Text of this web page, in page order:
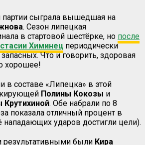
партии сыграла вышедшая на
. Сезон липецкая
в стартовой шестёрке, но после
Химинец периодически
Что и говорить, здоровая
хорошее!
в составе «Липецка» в этой
Полины Кокозы и
Крутихиной. Обе набрали по 8
показала отличный процент в
нападающих ударов достигли цели).
были Кира